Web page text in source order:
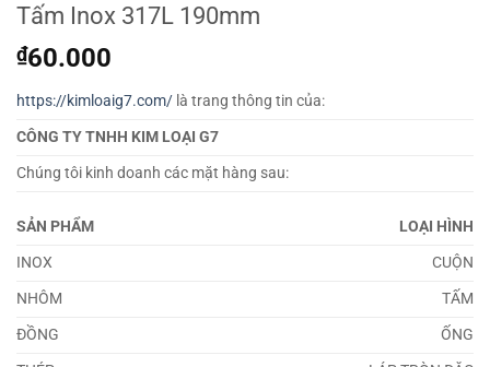
Tấm Inox 317L 190mm
₫60.000
https://kimloaig7.com/ là trang thông tin của:
CÔNG TY TNHH KIM LOẠI G7
Chúng tôi kinh doanh các mặt hàng sau:
SẢN PHẨM
LOẠI HÌNH
INOX
CUỘN
NHÔM
TẤM
ĐỒNG
ỐNG